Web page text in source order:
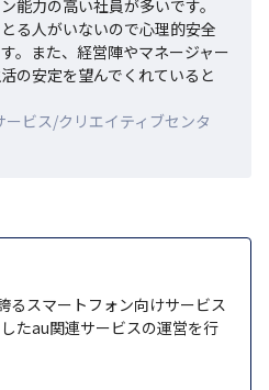
能力の高い社員が多いです。
る人がいないので心理的安全
。また、経営陣やマネージャー
の安定を望んでくれていると
ビス/クリエイティブセンタ
るスマートフォン向けサービス
たau関連サービスの運営を行